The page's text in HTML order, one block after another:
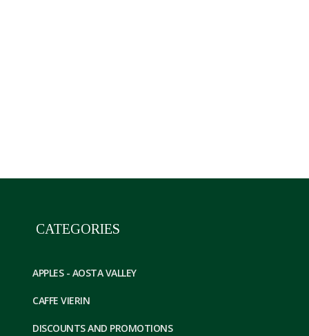
CATEGORIES
APPLES - AOSTA VALLEY
CAFFE VIERIN
DISCOUNTS AND PROMOTIONS